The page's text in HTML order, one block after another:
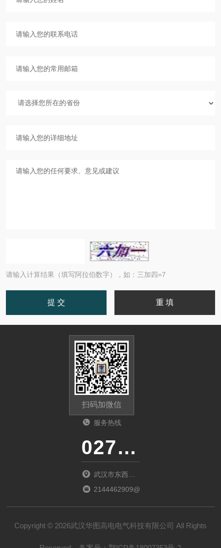
请输入计算结果（填写阿拉伯数字），如：三加四=7
扫码加微信
服务热线
027-86536268
武汉市东西湖
区环湖中路源
2144462909@qq.com
Copyright © 2026武汉华图高电电气科技有限公司 All Rights